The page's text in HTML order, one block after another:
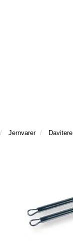
Jernvarer Davitere